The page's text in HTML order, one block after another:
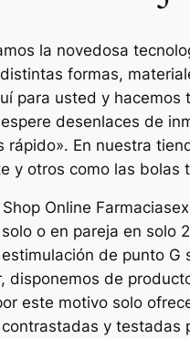
la novedosa
formas,
para usted y
desenlaces de
rápido». En nuestra
y otros como las
Shop Online
o en pareja en solo
de punto G
disponemos de
este motivo solo
y testadas